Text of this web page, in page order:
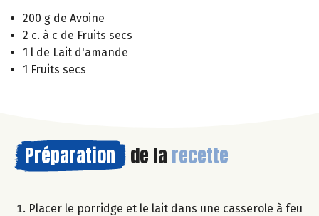
200 g de Avoine
2 c. à c de Fruits secs
1 l de Lait d'amande
1 Fruits secs
Préparation de la recette
Placer le porridge et le lait dans une casserole à feu